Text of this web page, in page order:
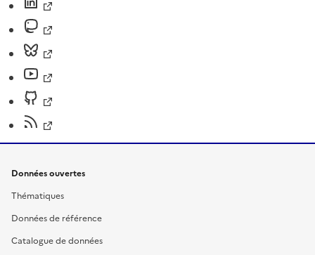
Données ouvertes
Thématiques
Données de référence
Catalogue de données